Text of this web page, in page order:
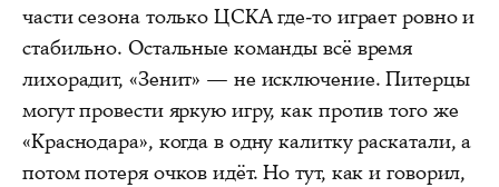
части сезона только ЦСКА где-то играет ровно и
стабильно. Остальные команды всё время
лихорадит, «Зенит» — не исключение. Питерцы
могут провести яркую игру, как против того же
«Краснодара», когда в одну калитку раскатали, а
потом потеря очков идёт. Но тут, как и говорил,